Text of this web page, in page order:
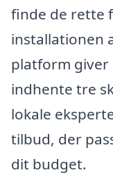
finde de rette
installationen
platform
indhente tre
lokale
tilbud, der
dit budget.